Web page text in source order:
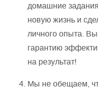
домашние
новую жизнь и
личного опыта.
гарантию
на результат!
Мы не обещаем,